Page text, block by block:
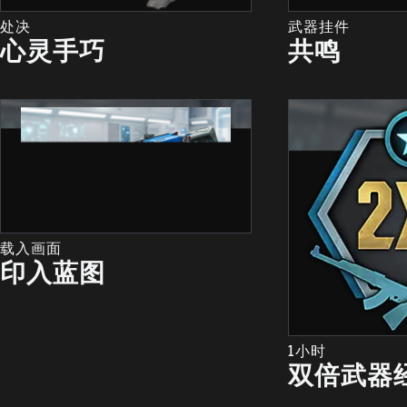
处决
心灵手巧
武器挂件
共鸣
载入画面
印入蓝图
1小时
双倍武器